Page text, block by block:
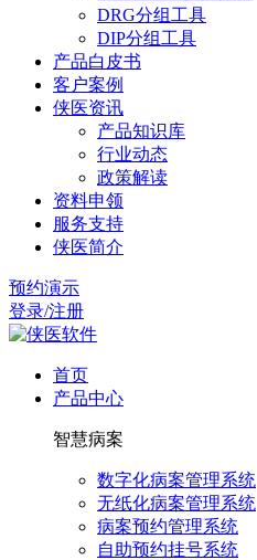
DRG分组工具
DIP分组工具
产品白皮书
客户案例
侠医资讯
产品知识库
行业动态
政策解读
资料申领
服务支持
侠医简介
预约演示
登录/注册
首页
产品中心
智慧病案
数字化病案管理系统
无纸化病案管理系统
病案预约管理系统
自助预约挂号系统